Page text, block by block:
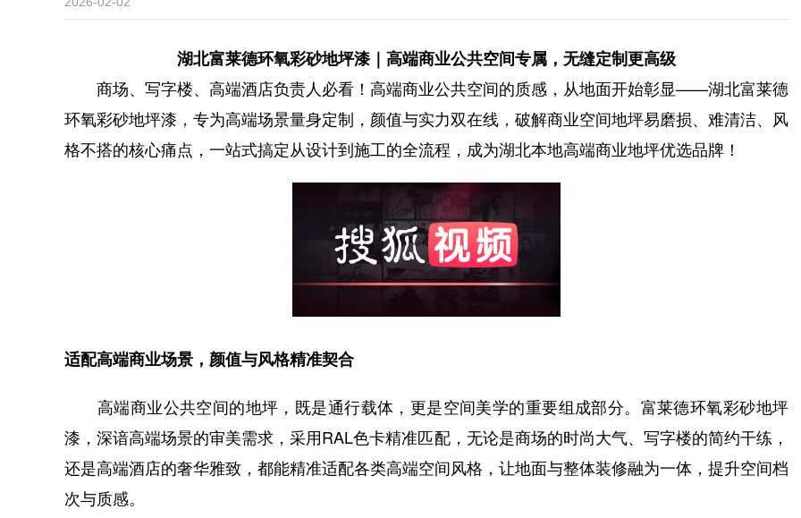
湖北富莱德环氧彩砂地坪漆｜高端商业公共空间专属，无缝定制更高级
商场、写字楼、高端酒店负责人必看！高端商业公共空间的质感，从地面开始彰显——湖北富莱德
环氧彩砂地坪漆，专为高端场景量身定制，颜值与实力双在线，破解商业空间地坪易磨损、难清洁、风
格不搭的核心痛点，一站式搞定从设计到施工的全流程，成为湖北本地高端商业地坪优选品牌！
适配高端商业场景，颜值与风格精准契合
高端商业公共空间的地坪，既是通行载体，更是空间美学的重要组成部分。富莱德环氧彩砂地坪
漆，深谙高端场景的审美需求，采用RAL色卡精准匹配，无论是商场的时尚大气、写字楼的简约干练，
还是高端酒店的奢华雅致，都能精准适配各类高端空间风格，让地面与整体装修融为一体，提升空间档
次与质感。